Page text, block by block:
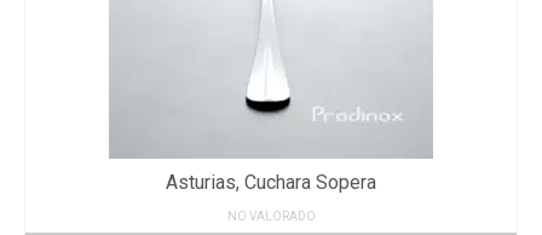
Asturias, Cuchara Sopera
NO VALORADO